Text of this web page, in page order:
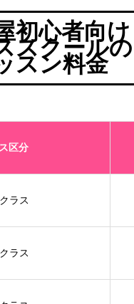
初心者向け
スクールの
スン料金
区分
ラス
ラス